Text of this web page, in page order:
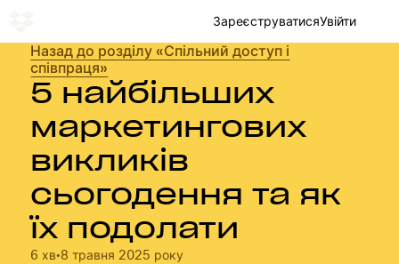
ЗареєструватисяУвійти
Назад до розділу «Спільний доступ і
співпраця»
5 найбільших
маркетингових
викликів
сьогодення та як
їх подолати
6 хв•8 травня 2025 року